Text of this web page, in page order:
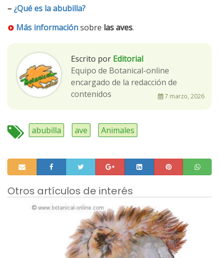
–¿Qué es la abubilla?
Más informaciónsobre las aves.
Escrito por Editorial
Equipo de Botanical-online
encargado de la redacción de
contenidos
7 marzo, 2026
abubilla ave Animales
Otros artículos de interés